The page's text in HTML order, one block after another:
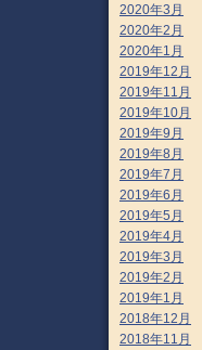
2020年3月
2020年2月
2020年1月
2019年12月
2019年11月
2019年10月
2019年9月
2019年8月
2019年7月
2019年6月
2019年5月
2019年4月
2019年3月
2019年2月
2019年1月
2018年12月
2018年11月